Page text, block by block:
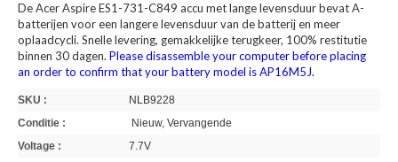
De Acer Aspire ES1-731-C849 accu met lange levensduur bevat A-
batterijen voor een langere levensduur van de batterij en meer
oplaadcycli. Snelle levering, gemakkelijke terugkeer, 100% restitutie
binnen 30 dagen. Please disassemble your computer before placing
an order to confirm that your battery model is AP16M5J.
SKU :
NLB9228
Conditie :
Nieuw, Vervangende
Voltage :
7.7V